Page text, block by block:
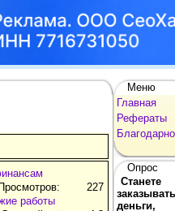
227
работы
Меню
Главная
Рефераты
Опрос